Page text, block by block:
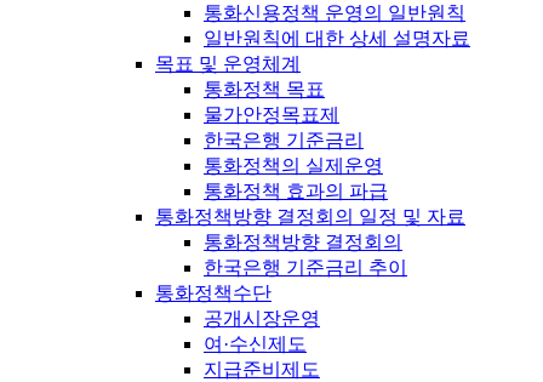
통화신용정책 운영의 일반원칙
일반원칙에 대한 상세 설명자료
목표 및 운영체계
통화정책 목표
물가안정목표제
한국은행 기준금리
통화정책의 실제운영
통화정책 효과의 파급
통화정책방향 결정회의 일정 및 자료
통화정책방향 결정회의
한국은행 기준금리 추이
통화정책수단
공개시장운영
여·수신제도
지급준비제도